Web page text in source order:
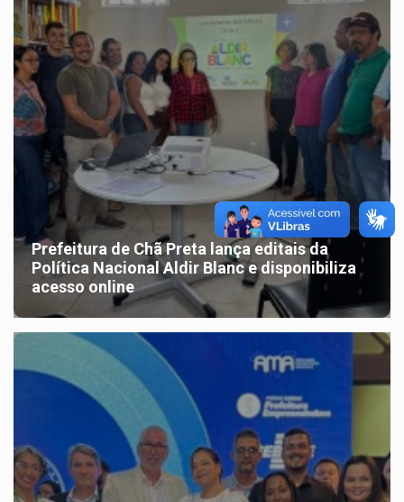
Prefeitura de Chã Preta lança editais da
Política Nacional Aldir Blanc e disponibiliza
acesso online